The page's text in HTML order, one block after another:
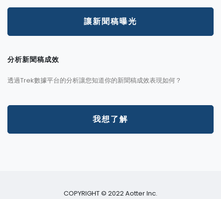
讓新聞稿曝光
分析新聞稿成效
透過Trek數據平台的分析讓您知道你的新聞稿成效表現如何？
我想了解
COPYRIGHT © 2022 Aotter Inc.